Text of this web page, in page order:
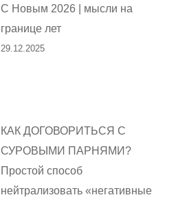
С Новым 2026 | мысли на
границе лет
29.12.2025
КАК ДОГОВОРИТЬСЯ С
СУРОВЫМИ ПАРНЯМИ?
Простой способ
нейтрализовать «негативные